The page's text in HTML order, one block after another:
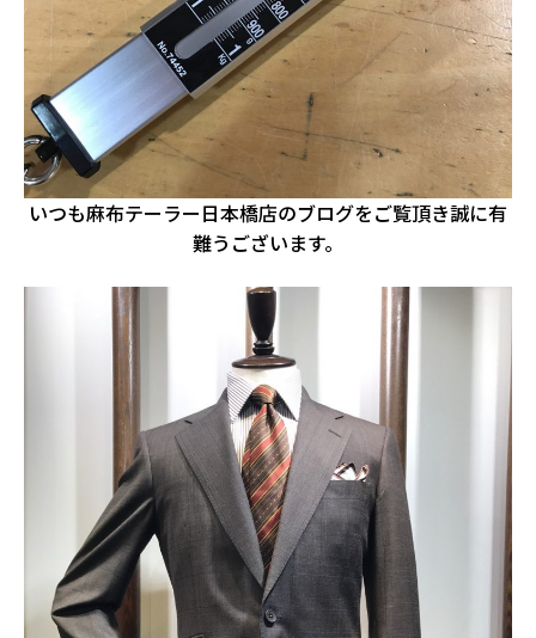
いつも麻布テーラー日本橋店のブログをご覧頂き誠に有
難うございます。